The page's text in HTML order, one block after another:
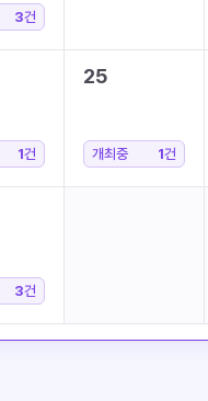
3건
1건
25
개최중 1건
3건